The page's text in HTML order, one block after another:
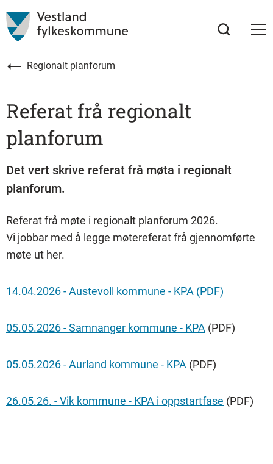
Regionalt planforum
Referat frå regionalt
planforum
Det vert skrive referat frå møta i regionalt
planforum.
Referat frå møte i regionalt planforum 2026.
Vi jobbar med å legge møtereferat frå gjennomførte
møte ut her.
14.04.2026 - Austevoll kommune - KPA (PDF)
05.05.2026 - Samnanger kommune - KPA (PDF)
05.05.2026 - Aurland kommune - KPA (PDF)
26.05.26. - Vik kommune - KPA i oppstartfase (PDF)